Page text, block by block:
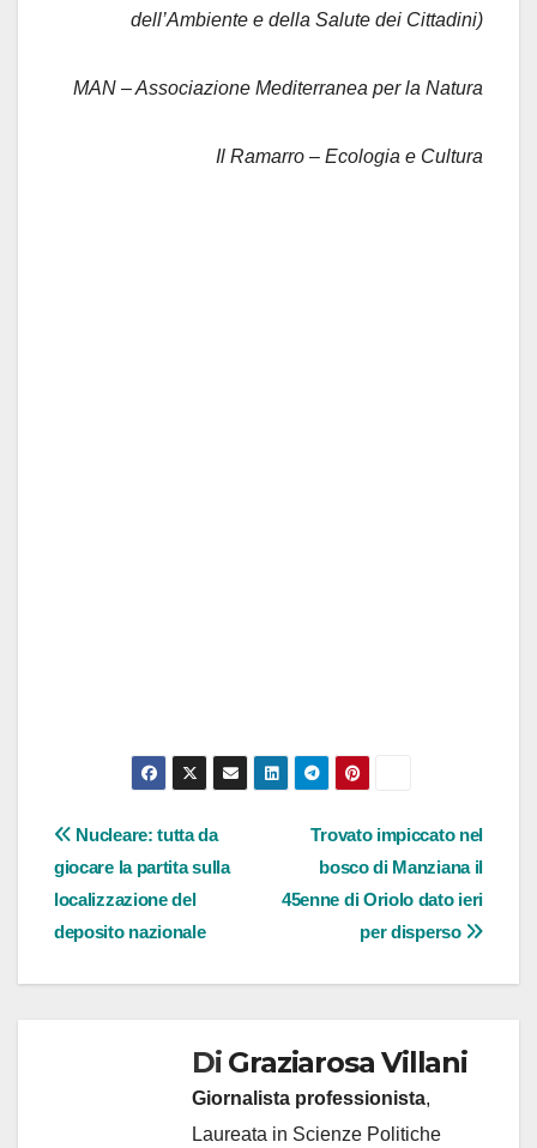
dell’Ambiente e della Salute dei Cittadini)
MAN – Associazione Mediterranea per la Natura
Il Ramarro – Ecologia e Cultura
Navigazione
articoli
Trovato impiccato nel
bosco di Manziana il
45enne di Oriolo dato ieri
per disperso
Nucleare: tutta da
giocare la partita sulla
localizzazione del
deposito nazionale
Di Graziarosa Villani
Giornalista professionista,
Laureata in Scienze Politiche